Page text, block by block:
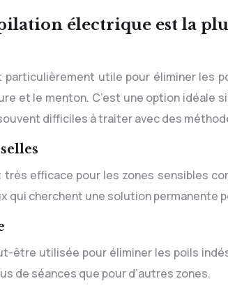
électrique est la
particulièrement utile pour éliminer les
et le menton. C’est une option idéale
difficiles à traiter avec des
très efficace pour les zones sensibles
qui cherchent une solution permanente
être utilisée pour éliminer les poils
de séances que pour d’autres zones.